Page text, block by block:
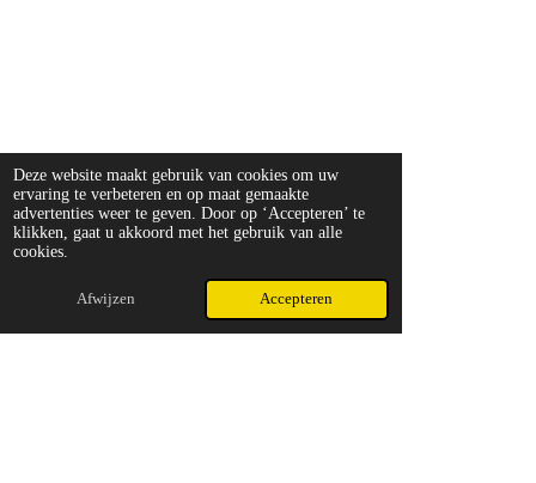
Deze website maakt gebruik van cookies om uw
ervaring te verbeteren en op maat gemaakte
advertenties weer te geven. Door op ‘Accepteren’ te
klikken, gaat u akkoord met het gebruik van alle
cookies.
Afwijzen Accepteren